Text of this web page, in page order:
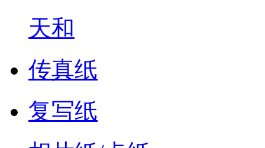
天和
传真纸
复写纸